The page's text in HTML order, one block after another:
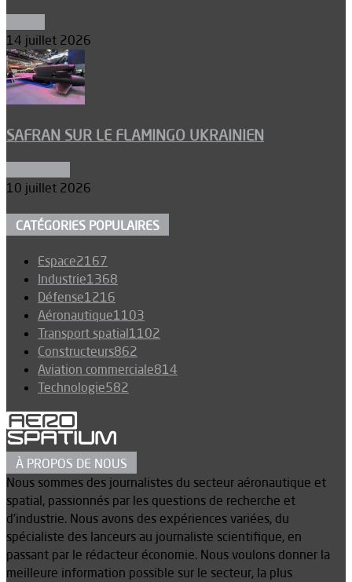
14 juillet 2026
SAFRAN SUR LE FLAMINGO UKRAINIEN
10 juillet 2026
CATÉGORIES POPULAIRES
Espace2167
Industrie1368
Défense1216
Aéronautique1103
Transport spatial1102
Constructeurs862
Aviation commerciale814
Technologie582
À PROPOS DE NOUS
Nous sommes des journalistes du secteur aéronautique et
spatial, passionnés par les questions de recherche et
d’industrie. Nous avons des expériences variées, du
spécialiste des lanceurs au journaliste scientifique, en
passant par le rédacteur économie. Nous voulons donner la
meilleure information possible sur le secteur, la plus